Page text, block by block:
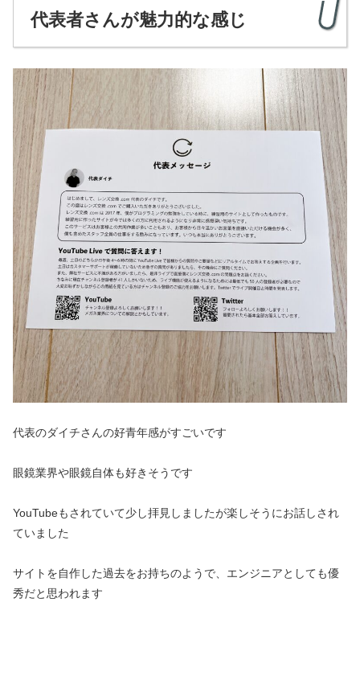
代表者さんが魅力的な感じ
代表のダイチさんの好青年感がすごいです
眼鏡業界や眼鏡自体も好きそうです
YouTubeもされていて少し拝見しましたが楽しそうにお話しされ
ていました
サイトを自作した過去をお持ちのようで、エンジニアとしても優
秀だと思われます